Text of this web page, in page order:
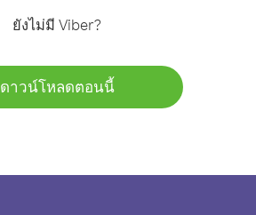
ยังไม่มี Viber?
ดาวน์โหลดตอนนี้